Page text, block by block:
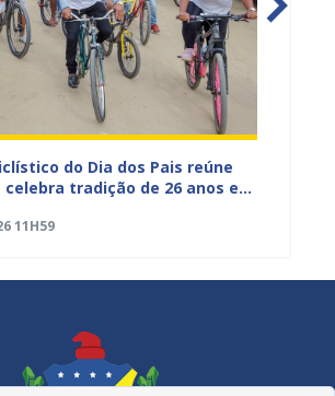
do Dia dos Pais reúne
tradição de 26 anos em
11H59